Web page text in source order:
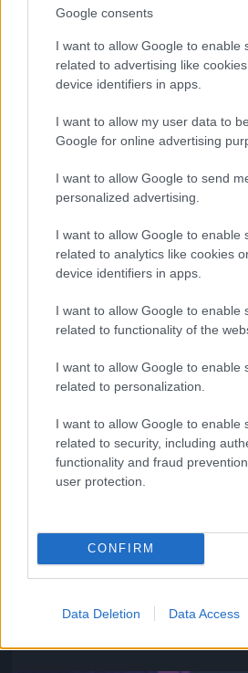
Google consents
I want to allow Google to enable
related to advertising like
device identifiers in apps.
I want to allow my user data to
Google for online advertising
I want to allow Google to send
personalized advertising.
I want to allow Google to enable
related to analytics like cookies
device identifiers in apps.
I want to allow Google to enable
related to functionality of the
I want to allow Google to enable
related to personalization.
I want to allow Google to enable
related to security, including
functionality and fraud
user protection.
CONFIRM
Data Deletion Data Access
Az ő neve Chanel Iman
Fotó: Gregory Pace / Beimages /